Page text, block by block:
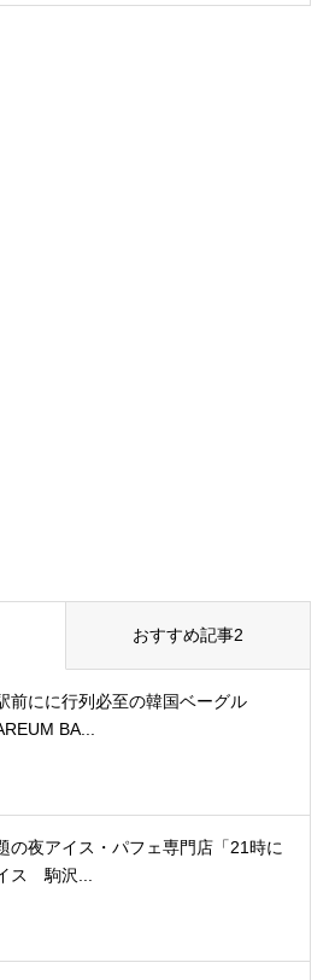
おすすめ記事2
前にに行列必至の韓国ベーグル
BA...
の夜アイス・パフェ専門店「21時に
ス 駒沢...